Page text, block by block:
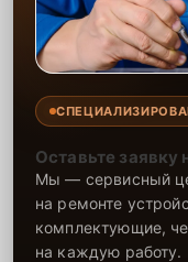
Оставьте заявку
Мы — сервисный
на ремонте
комплектующие,
на каждую работу.